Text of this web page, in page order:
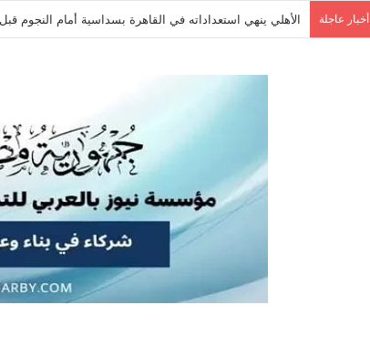
أخبار عاجلة الأهلي ينهي استعداداته في القاهرة بسداسية أمام النجوم